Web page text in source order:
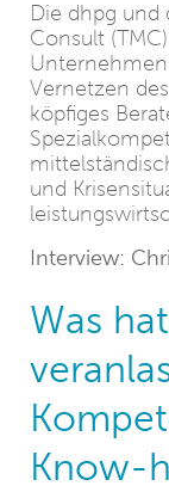
Die dhpg und
Consult
Vernetzen
köpfiges
und
Interview:
Was
Know-